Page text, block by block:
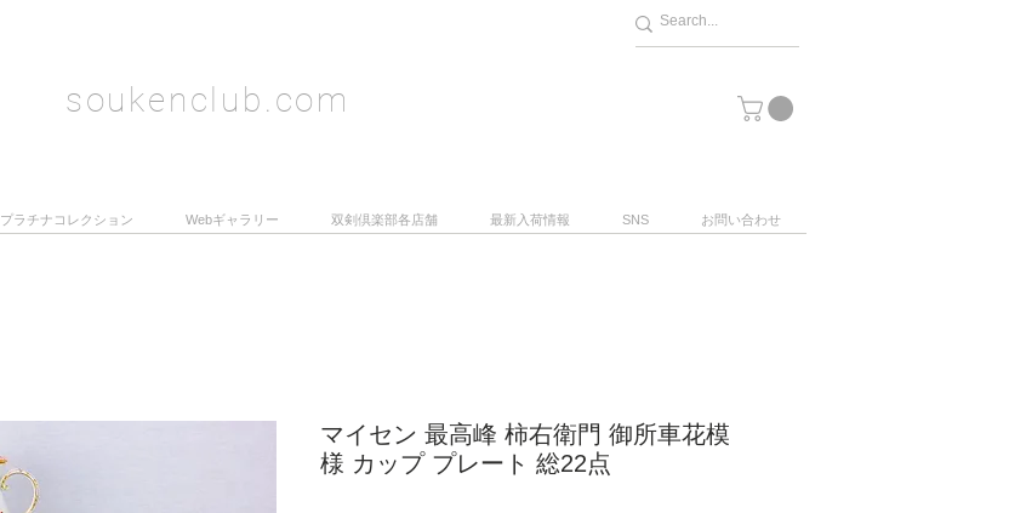
soukenclub.com
プラチナコレクション Webギャラリー 双剣倶楽部各店舗 最新入荷情報 SNS お問い合わせ
マイセン 最高峰 柿右衛門 御所車花模
様 カップ プレート 総22点